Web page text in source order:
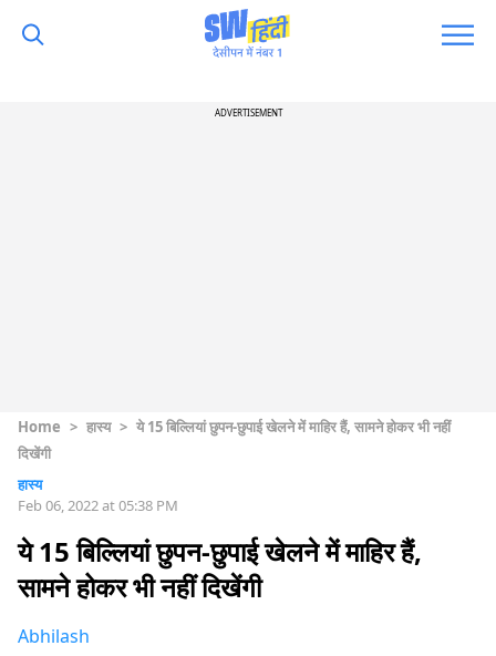
ADVERTISEMENT
Home > हास्य > ये 15 बिल्लियां छुपन-छुपाई खेलने में माहिर हैं, सामने होकर भी नहीं
दिखेंगी
हास्य
Feb 06, 2022 at 05:38 PM
ये 15 बिल्लियां छुपन-छुपाई खेलने में माहिर हैं,
सामने होकर भी नहीं दिखेंगी
Abhilash